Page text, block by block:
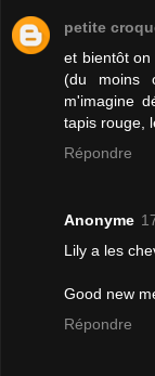
petite
et bientôt
(du moins
m'imagine
tapis rouge,
Répondre
Anonyme
Lily a les
Good new
Répondre